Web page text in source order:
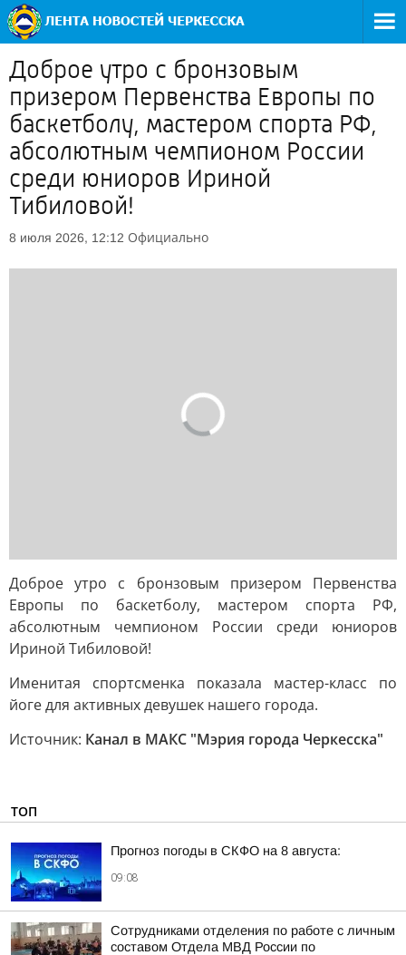
Доброе утро с бронзовым
призером Первенства Европы по
баскетболу, мастером спорта РФ,
абсолютным чемпионом России
среди юниоров Ириной
Тибиловой!
8 июля 2026, 12:12 Официально
Доброе утро с бронзовым призером Первенства
Европы по баскетболу, мастером спорта РФ,
абсолютным чемпионом России среди юниоров
Ириной Тибиловой!
Именитая спортсменка показала мастер-класс по
йоге для активных девушек нашего города.
Источник: Канал в МАКС "Мэрия города Черкесска"
ТОП
Прогноз погоды в СКФО на 8 августа:
09:08
Сотрудниками отделения по работе с личным
составом Отдела МВД России по